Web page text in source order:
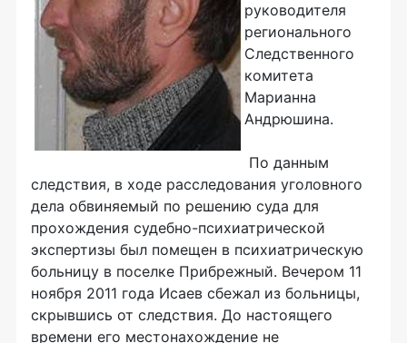
руководителя
регионального
Следственного
комитета
Марианна
Андрюшина.
По данным
следствия, в ходе расследования уголовного
дела обвиняемый по решению суда для
прохождения судебно-психиатрической
экспертизы был помещен в психиатрическую
больницу в поселке Прибрежный. Вечером 11
ноября 2011 года Исаев сбежал из больницы,
скрывшись от следствия. До настоящего
времени его местонахождение не